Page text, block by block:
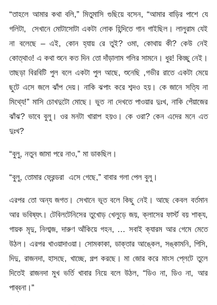
“তাহলে আমার কথা বলি,” মিতুমাসি গুছিয়ে বসেন, “আমার বাড়ির পাশে যে
গলিটা, সেখানে মোটাসোটা একটা লোক হিন্দিতে গান গাইছিল। লালুরাম যেই
না বলেছে – এই, কোন হ্যায় রে তুই? ওমা, কোথায় কী? কেউ নেই
কোত্থাও! এ কথা শুনে কত দিন তো দাঁড়ালাম গলির সামনে। ধুর! কিচ্ছু নেই।
তাছড়া বিরবিটি পুল বলে একটা পুল আছে, শুনেছি ,গভীর রাতে একটা মেয়ে
ছুটে এসে জলে ঝাঁপ দেয়। নাকি ঝপাং করে শব্দও হয়। কে জানে সত্যি না
মিথ্যে!” মাসি চোখদুটো মোছে। ভুত না দেখতে পাওয়ার দুঃখ, নাকি পেঁয়াজের
ঝাঁঝ? ভাবে বুলু। ওর মনটা খারাপ হয়ও। কে ওরা? কেন এদের মনে এত
দুঃখ?
“বুলু, নতুন জামা পরে নাও,” মা ডাকছিল।
“বুলু, তোমার ফ্রেন্ডরা এসে গেছে,” বাবার গলা পেল বুলু।
এরপর তো অন্য জগত। সেখানে ভূত বলে কিছু নেই। আছে কেবল বর্তমান
আর ভবিষ্যৎ। টেবিলটেনিসের তুখোড় খেলুড়ে জয়, ক্লাসের ফার্স্ট বয় শাক্য,
গায়ক মৃদু, নিলাব্জ, দারুণ আঁকিয়ে গহন, … সবাই ক্যারম আর গেমে মেতে
উঠল। এরপর খাওয়াদাওয়া। সোমকাকা, ডাক্তার আঙ্কেল, সঙ্কামনি, পিসি,
দিদু, রাজনদা, হাসছে, খাচ্ছে, গল্প করছে। মা জোর করে মাংস প্লেটে তুলে
দিতেই রাজনদা মুখ ভর্তি খাবার নিয়ে বলে উঠল, “ডিও না, ডিও না, আর
পাব্বনা।”